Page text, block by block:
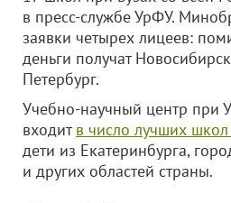
в пресс-службе УрФУ.
заявки четырех лицеев:
деньги получат
Петербург.
Учебно-научный центр при
входитв число лучших школ
дети из Екатеринбурга,
и других областей